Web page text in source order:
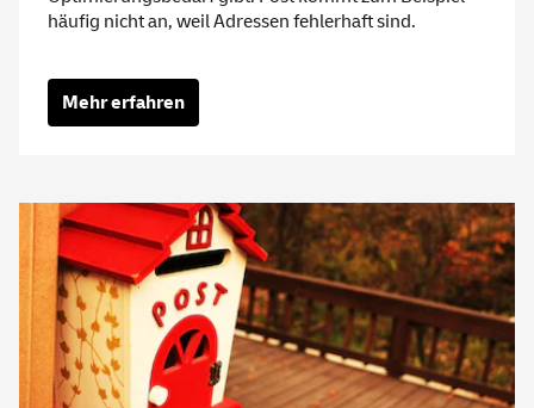
häufig nicht an, weil Adressen fehlerhaft sind.
Mehr erfahren